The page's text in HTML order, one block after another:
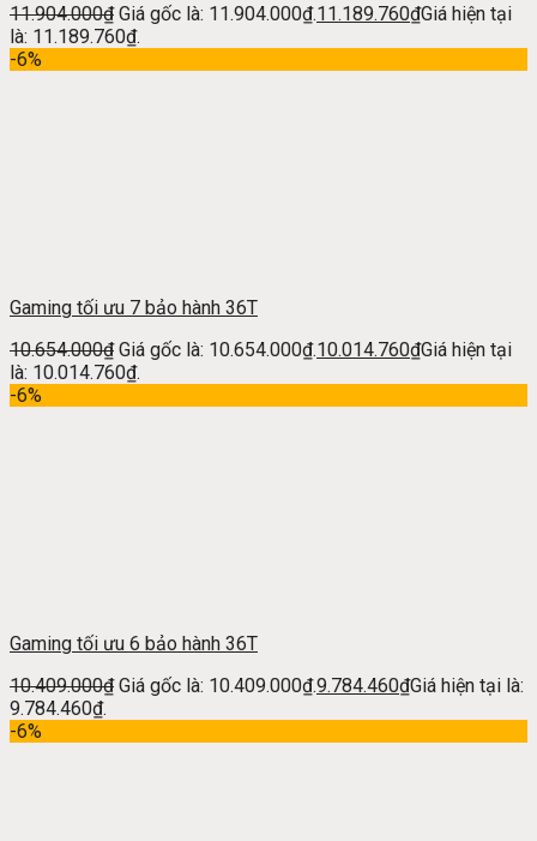
11.904.000₫ Giá gốc là: 11.904.000₫.11.189.760₫Giá hiện tại
là: 11.189.760₫.
-6%
Gaming tối ưu 7 bảo hành 36T
10.654.000₫ Giá gốc là: 10.654.000₫.10.014.760₫Giá hiện tại
là: 10.014.760₫.
-6%
Gaming tối ưu 6 bảo hành 36T
10.409.000₫ Giá gốc là: 10.409.000₫.9.784.460₫Giá hiện tại là:
9.784.460₫.
-6%